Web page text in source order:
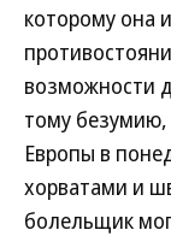
которому она
возможности
тому безумию,
Европы в
хорватами и
болельщик